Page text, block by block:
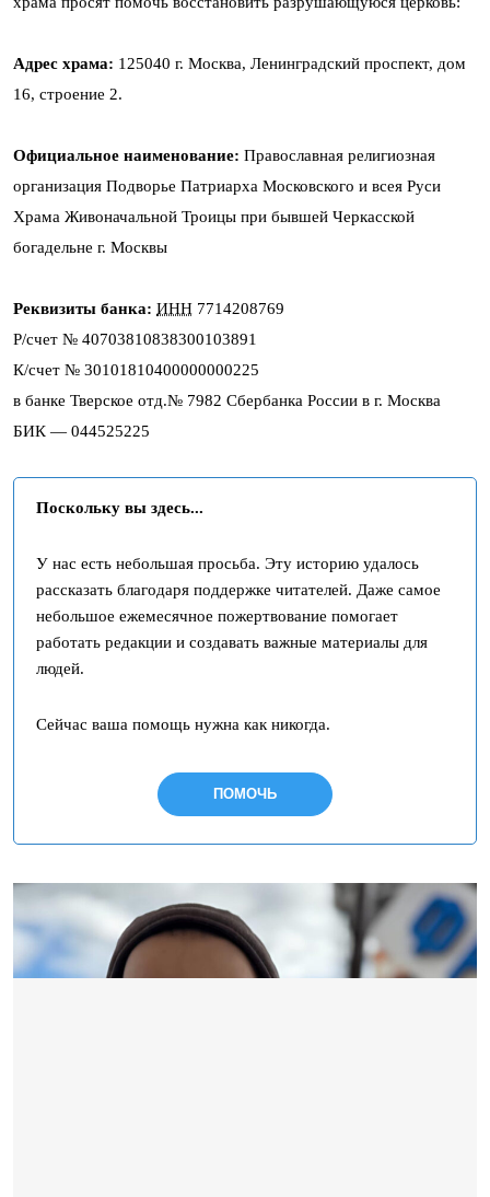
Адрес храма: 125040 г. Москва, Ленинградский проспект, дом
16, строение 2.
Официальное наименование: Православная религиозная
организация Подворье Патриарха Московского и всея Руси
Храма Живоначальной Троицы при бывшей Черкасской
богадельне г. Москвы
Реквизиты банка: ИНН 7714208769
Р/счет № 40703810838300103891
К/счет № 30101810400000000225
в банке Тверское отд.№ 7982 Сбербанка России в г. Москва
БИК — 044525225
Поскольку вы здесь...
У нас есть небольшая просьба. Эту историю удалось
рассказать благодаря поддержке читателей. Даже самое
небольшое ежемесячное пожертвование помогает
работать редакции и создавать важные материалы для
людей.
Сейчас ваша помощь нужна как никогда.
ПОМОЧЬ